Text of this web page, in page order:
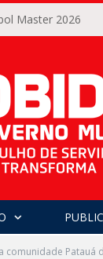
Master 2026
Patauá